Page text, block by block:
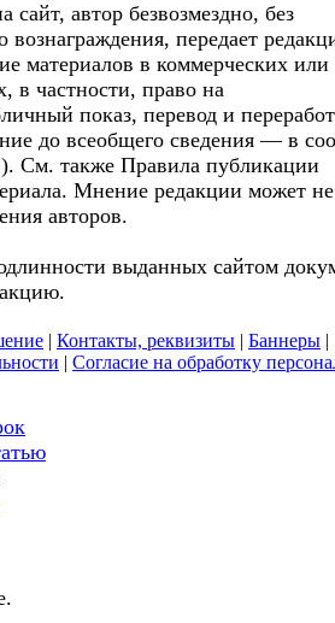
сайт, автор безвозмездно, без
вознаграждения, передает
материалов в коммерческих или
в частности, право на
показ, перевод и
до всеобщего сведения — в
См. также Правила публикации
Мнение редакции может не
авторов.
выданных сайтом
| Контакты, реквизиты | Баннеры |
| Согласие на обработку